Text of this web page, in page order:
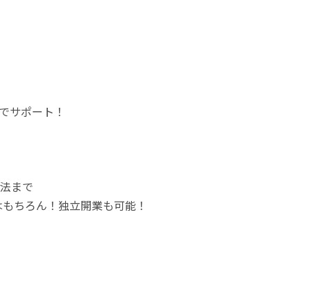
サポート！
まで
ちろん！独立開業も可能！